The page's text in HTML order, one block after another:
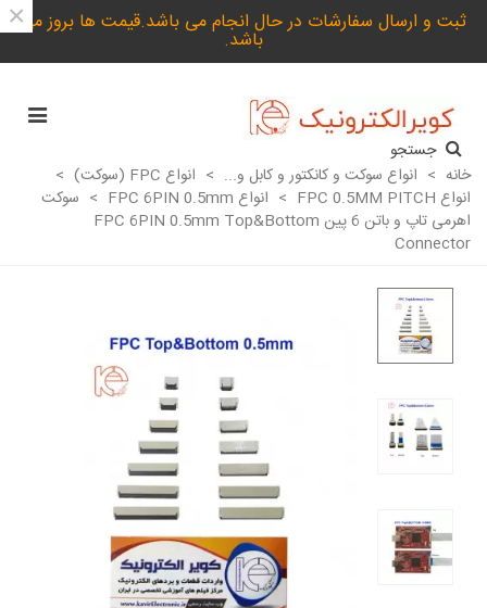
ثبت و ارسال سفارشات در حال انجام می باشد.قیمت ها بروز می
باشد.
×
جستجو
خانه > انواع سوکت و کانکتور و کابل و... > انواع FPC (سوکت)
>
انواع FPC 0.5MM PITCH
> انواع FPC 6PIN 0.5mm > سوکت
اهرمی تاپ و باتن 6 پین FPC 6PIN 0.5mm Top&Bottom
Connector